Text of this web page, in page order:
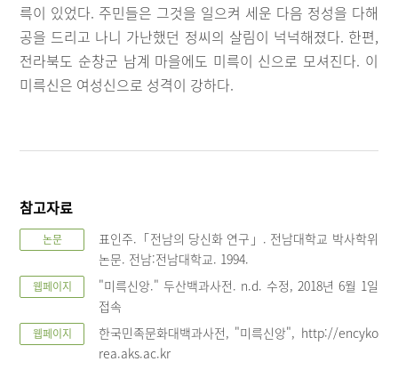
륵이 있었다. 주민들은 그것을 일으켜 세운 다음 정성을 다해
공을 드리고 나니 가난했던 정씨의 살림이 넉넉해졌다. 한편,
전라북도 순창군 남계 마을에도 미륵이 신으로 모셔진다. 이
미륵신은 여성신으로 성격이 강하다.
참고자료
논문
표인주.「전남의 당신화 연구」. 전남대학교 박사학위
논문. 전남:전남대학교. 1994.
웹페이지
"미륵신앙." 두산백과사전. n.d. 수정, 2018년 6월 1일
접속
웹페이지
한국민족문화대백과사전, "미륵신앙", http://encyko
rea.aks.ac.kr